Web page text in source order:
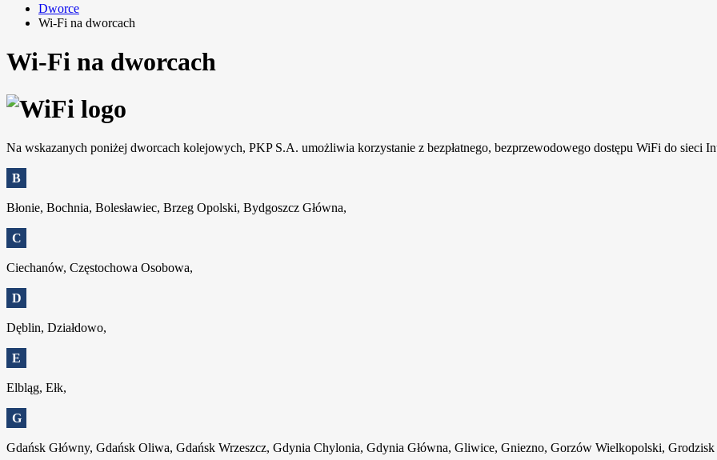
Dworce
Wi-Fi na dworcach
Wi-Fi na dworcach
Na wskazanych poniżej dworcach kolejowych, PKP S.A. umożliwia korzystanie z bezpłatnego, bezprzewodowego dostępu WiFi do sieci
B
Błonie, Bochnia, Bolesławiec, Brzeg Opolski, Bydgoszcz Główna,
C
Ciechanów, Częstochowa Osobowa,
D
Dęblin, Działdowo,
E
Elbląg, Ełk,
G
Gdańsk Główny, Gdańsk Oliwa, Gdańsk Wrzeszcz, Gdynia Chylonia, Gdynia Główna, Gliwice, Gniezno, Gorzów Wielkopolski,